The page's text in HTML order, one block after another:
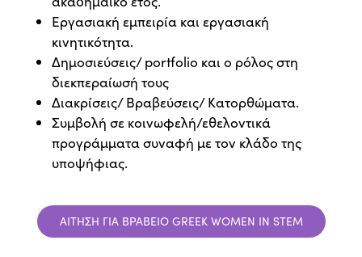
Εργασιακή εμπειρία και εργασιακή
κινητικότητα.
Δημοσιεύσεις/ portfolio και ο ρόλος στη
διεκπεραίωσή τους
Διακρίσεις/ Βραβεύσεις/ Κατορθώματα.
Συμβολή σε κοινωφελή/εθελοντικά
προγράμματα συναφή με τον κλάδο της
υποψήφιας.
ΑΙΤΗΣΗ ΓΙΑ ΒΡΑΒΕΙΟ GREEK WOMEN IN STEM